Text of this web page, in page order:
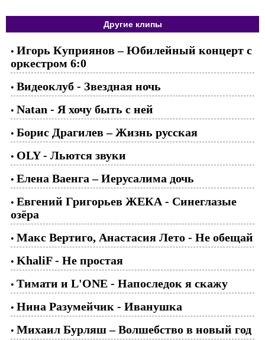
Другие клипы
• Игорь Куприянов – Юбилейный концерт с
оркестром 6:0
• Видеоклуб - Звездная ночь
• Natan - Я хочу быть с ней
• Борис Драгилев – Жизнь русская
• OLY - Льются звуки
• Елена Ваенга – Иерусалима дочь
• Евгений Григорьев ЖЕКА - Синеглазые
озёра
• Макс Вертиго, Анастасия Лето - Не обещай
• KhaliF - Не простая
• Тимати и L'ONE - Напоследок я скажу
• Нина Разумейчик - Иванушка
• Михаил Бурляш – Волшебство в новый год